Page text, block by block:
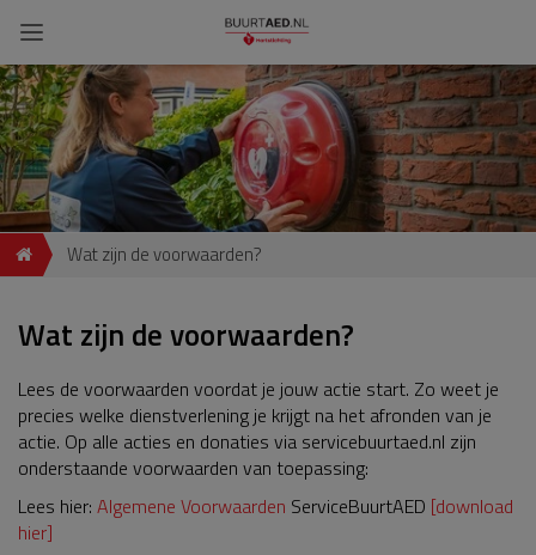
Wat zijn de voorwaarden?
Wat zijn de voorwaarden?
Lees de voorwaarden voordat je jouw actie start. Zo weet je
precies welke dienstverlening je krijgt na het afronden van je
actie. Op alle acties en donaties via servicebuurtaed.nl zijn
onderstaande voorwaarden van toepassing:
Lees hier: Algemene Voorwaarden ServiceBuurtAED [download
hier]